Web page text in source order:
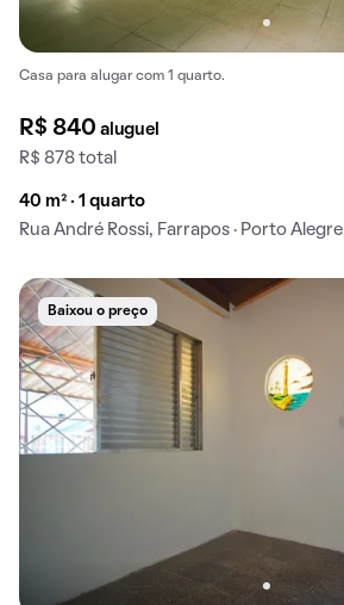
Casa para alugar com 1 quarto.
R$ 840aluguel
R$ 878 total
40 m² · 1 quarto
Rua André Rossi, Farrapos · Porto Alegre
Baixou o preço